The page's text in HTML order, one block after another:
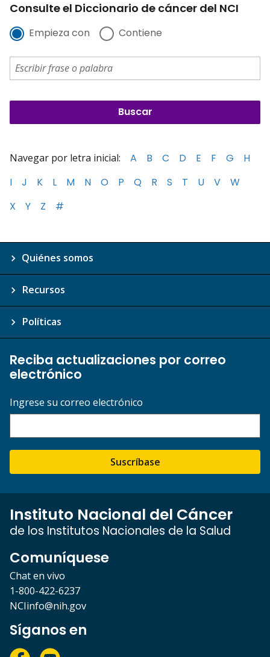
Consulte el Diccionario de cáncer del NCI
Empieza con Contiene
Navegar por letra inicial: A B C D E F G
H
I
J K L M N O P Q R S T U V
W
X
Y Z #
Quiénes somos
Recursos
Políticas
Reciba actualizaciones por correo
electrónico
Ingrese su correo electrónico
Suscríbase
Instituto Nacional del Cáncer
de los Institutos Nacionales de la Salud
Comuníquese
Chat en vivo
1-800-422-6237
NCIinfo@nih.gov
Síganos en